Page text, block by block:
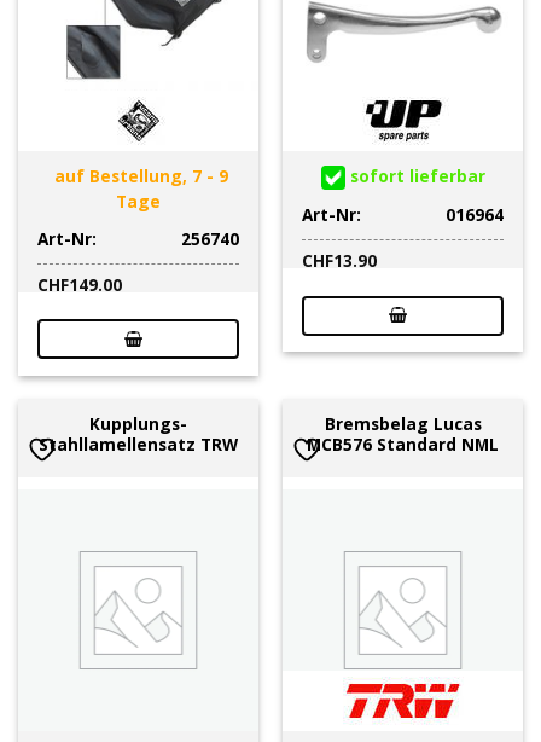
auf Bestellung, 7 - 9
Tage
Art-Nr:
256740
CHF149.00
sofort lieferbar
Art-Nr:
016964
CHF13.90
Kupplungs-
Stahllamellensatz TRW
Bremsbelag Lucas
MCB576 Standard NML